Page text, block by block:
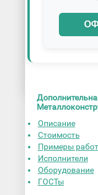
Описание
Стоимость
Примеры
Исполнители
Оборудование
ГОСТы